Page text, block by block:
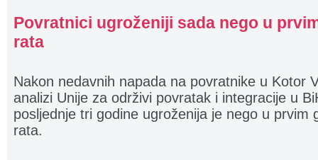
Povratnici ugroženiji sada nego u
rata
Nakon nedavnih napada na povratnike u Kotor
analizi Unije za održivi povratak i integracije u
posljednje tri godine ugroženija je nego u prvim
rata.